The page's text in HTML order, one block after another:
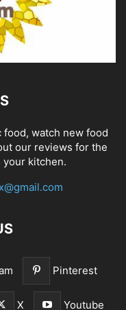
food, watch new food
our reviews for the
your kitchen.
Pinterest
X Youtube